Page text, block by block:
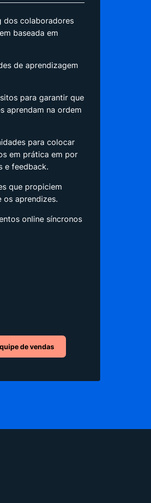
dos colaboradores
baseada em
de aprendizagem
para garantir que
aprendam na ordem
para colocar
em prática em por
e feedback.
que propiciem
os aprendizes.
online síncronos
de vendas